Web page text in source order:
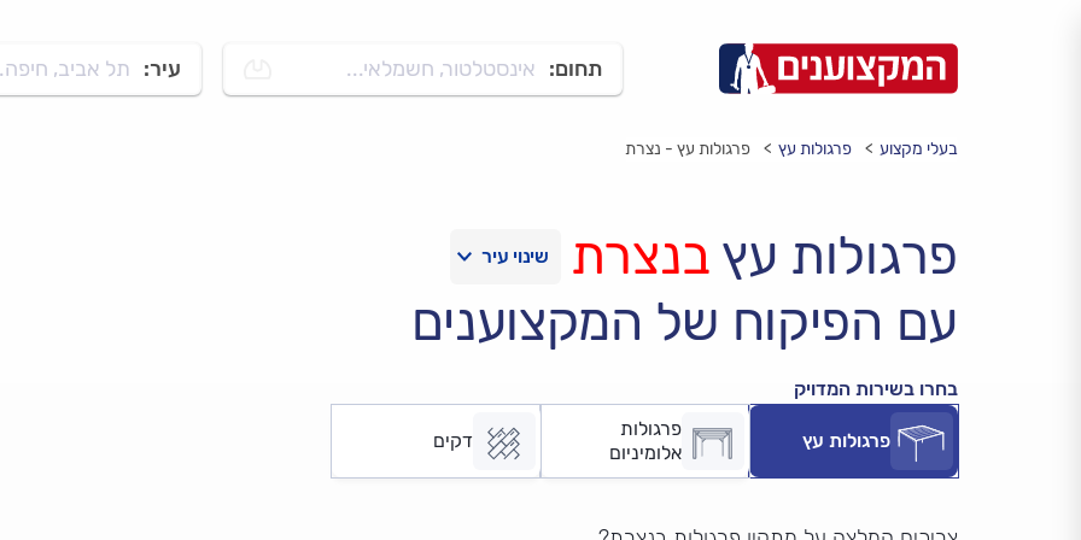
תחום: אינסטלטור, חשמלאי... עיר: תל אביב,
בעלי מקצוע פרגולות עץ פרגולות עץ - נצרת
פרגולות עץ בנצרת
עם הפיקוח של המקצוענים
בחרו בשירות המדויק
פרגולות עץ
פרגולות
אלומיניום
דקים